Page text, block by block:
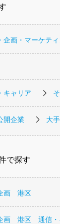
企画・マーケテ
キャリア
開企業 大
で探す
画 港区
画 港区 通信・